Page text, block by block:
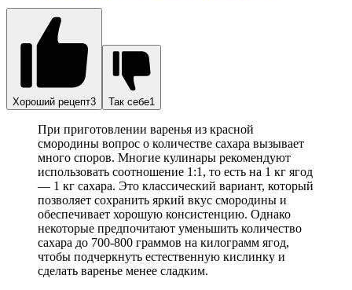
Хороший рецепт3 Так себе1
При приготовлении варенья из красной
смородины вопрос о количестве сахара вызывает
много споров. Многие кулинары рекомендуют
использовать соотношение 1:1, то есть на 1 кг ягод
— 1 кг сахара. Это классический вариант, который
позволяет сохранить яркий вкус смородины и
обеспечивает хорошую консистенцию. Однако
некоторые предпочитают уменьшить количество
сахара до 700-800 граммов на килограмм ягод,
чтобы подчеркнуть естественную кислинку и
сделать варенье менее сладким.